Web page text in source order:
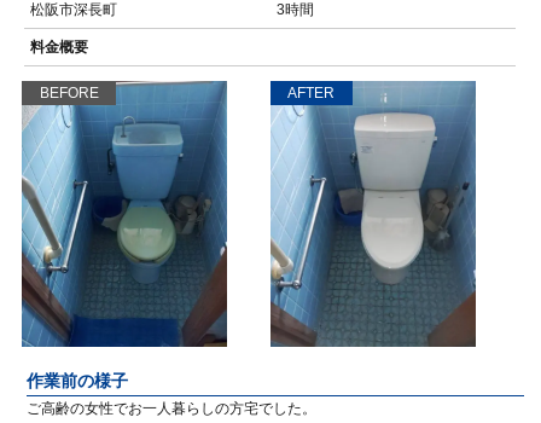
松阪市深長町
3時間
料金概要
BEFORE AFTER
作業前の様子
ご高齢の女性でお一人暮らしの方宅でした。